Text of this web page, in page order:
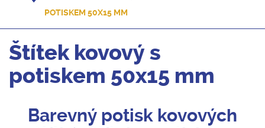
POTISKEM 50X15 MM
Štítek kovový s
potiskem 50x15 mm
Barevný potisk kovových